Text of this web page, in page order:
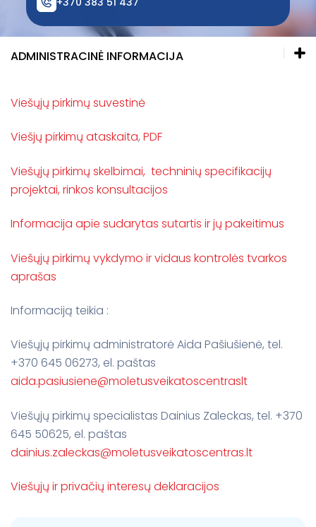
Dantų protezavimo kabinetas
ADMINISTRACINĖ INFORMACIJA
Veiklos sritys
Korupcijos prevencija
Viešieji pirkimai
VšĮ Molėtų r. sveikatos centro įstatai
Finansinės ir veiklos ataskaitos
Molėtų rajono sveikatos centro Darbo tarybos
reglamentas
Darbuotojams
Atviri duomenys
Nuorodos
Pranešėjų apsauga
Viešųjų pirkimų suvestinė
Viešjų pirkimų ataskaita, PDF
Viešųjų pirkimų skelbimai, techninių specifikacijų
projektai, rinkos konsultacijos
Informacija apie sudarytas sutartis ir jų pakeitimus
Viešųjų pirkimų vykdymo ir vidaus kontrolės tvarkos
aprašas
Informaciją teikia :
Viešųjų pirkimų administratorė Aida Pašiušienė, tel.
+370 645 06273, el. paštas
aida.pasiusiene@moletusveikatoscentraslt
Viešųjų pirkimų specialistas Dainius Zaleckas, tel. +370
645 50625, el. paštas
dainius.zaleckas@moletusveikatoscentras.lt
Viešųjų ir privačių interesų deklaracijos